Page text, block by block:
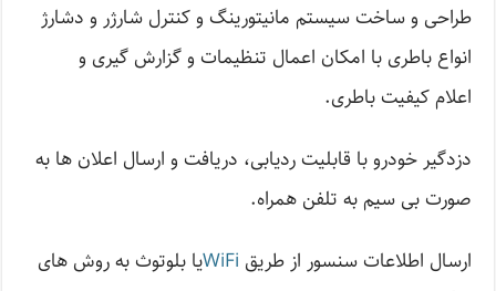
طراحی و ساخت سیستم مانیتورینگ و کنترل شارژر و دشارژ
انواع باطری با امکان اعمال تنظیمات و گزارش گیری و
اعلام کیفیت باطری.
دزدگیر خودرو با قابلیت ردیابی، دریافت و ارسال اعلان ها به
صورت بی سیم به تلفن همراه.
ارسال اطلاعات سنسور از طریق WiFiیا بلوتوث به روش های